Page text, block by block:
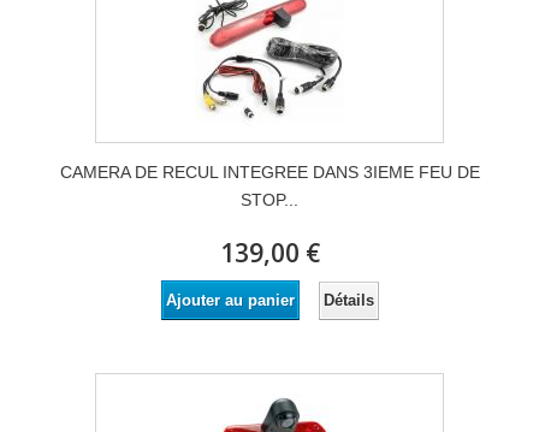
CAMERA DE RECUL INTEGREE DANS 3IEME FEU DE
STOP...
139,00 €
Ajouter au panier Détails